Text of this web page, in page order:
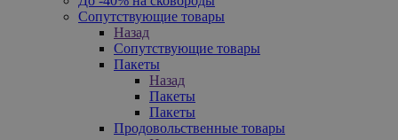
Сопутствующие товары
Назад
Сопутствующие товары
Пакеты
Назад
Пакеты
Пакеты
Продовольственные товары